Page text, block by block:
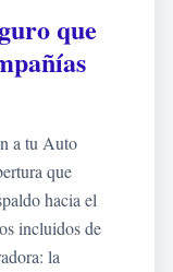
que
a tu Auto
que
hacia el
incluidos de
la